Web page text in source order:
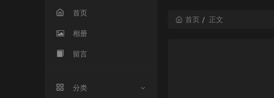
首页
相册
留言
分类
首页 正文